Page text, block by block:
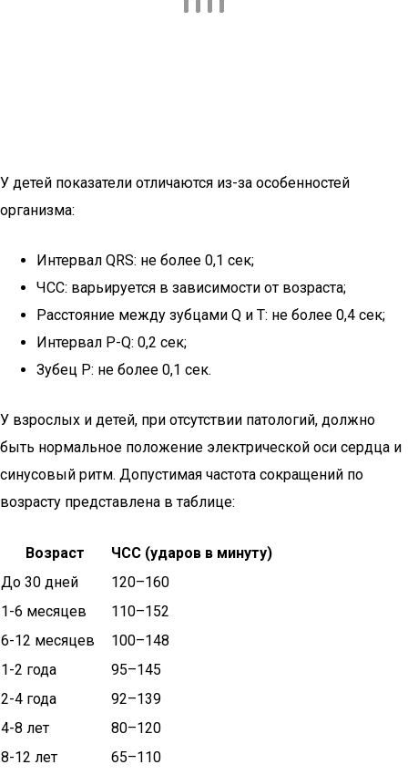
У детей показатели отличаются из-за особенностей
организма:
Интервал QRS: не более 0,1 сек;
ЧСС: варьируется в зависимости от возраста;
Расстояние между зубцами Q и T: не более 0,4 сек;
Интервал P-Q: 0,2 сек;
Зубец P: не более 0,1 сек.
У взрослых и детей, при отсутствии патологий, должно
быть нормальное положение электрической оси сердца и
синусовый ритм. Допустимая частота сокращений по
возрасту представлена в таблице:
Возраст
ЧСС (ударов в минуту)
До 30 дней
120–160
1-6 месяцев
110–152
6-12 месяцев
100–148
1-2 года
95–145
2-4 года
92–139
4-8 лет
80–120
8-12 лет
65–110